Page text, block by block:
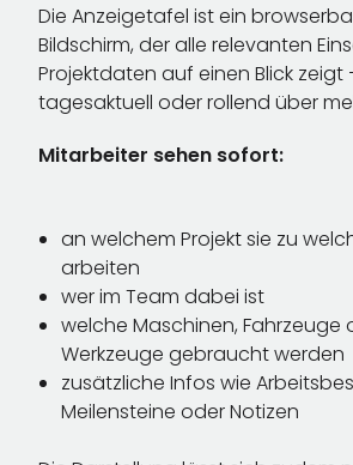
Die Anzeigetafel ist ein
Bildschirm, der alle relevanten
Projektdaten auf einen Blick zeigt
tagesaktuell oder rollend über
Mitarbeiter sehen sofort:
an welchem Projekt sie zu
arbeiten
wer im Team dabei ist
welche Maschinen, Fahrzeuge
Werkzeuge gebraucht werden
zusätzliche Infos wie
Meilensteine oder Notizen